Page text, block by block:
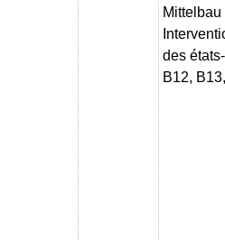
Mittelbau
des
B12,